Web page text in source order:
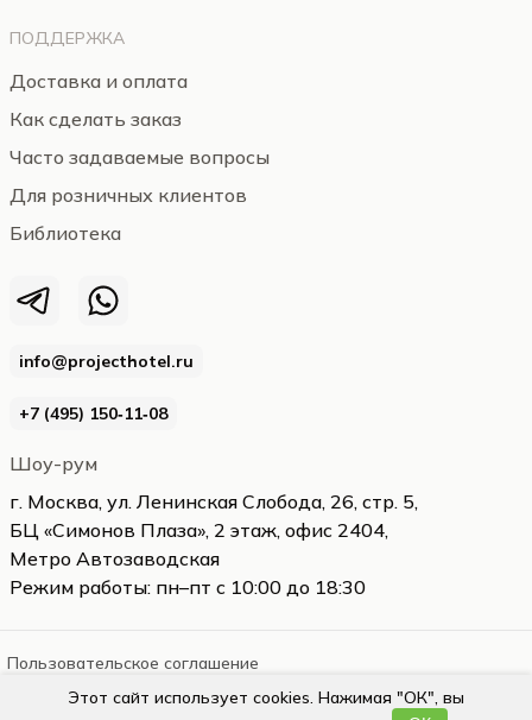
info@projecthotel.ru
+7 (495) 150‑11‑08
Шоу-рум
г. Москва, ул. Ленинская Слобода, 26, стр. 5,
БЦ «Симонов Плаза», 2 этаж, офис 2404,
Метро Автозаводская
Режим работы: пн–пт с 10:00 до 18:30
ПОДДЕРЖКА
Доставка и оплата
Как сделать заказ
Часто задаваемые вопросы
Для розничных клиентов
Библиотека
Пользовательское соглашение
Этот сайт использует cookies. Нажимая "ОК", вы